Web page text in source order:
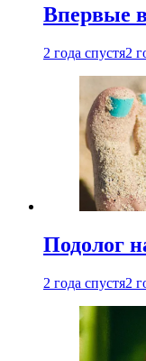
Впервые
2 года спустя2
Подолог
2 года спустя2